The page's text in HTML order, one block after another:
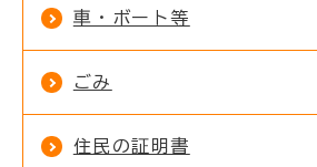
車・ボート等
ごみ
住民の証明書